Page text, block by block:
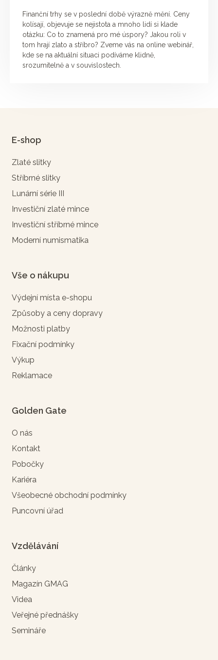
Finanční trhy se v poslední době výrazně mění. Ceny
kolísají, objevuje se nejistota a mnoho lidí si klade
otázku: Co to znamená pro mé úspory? Jakou roli v
tom hrají zlato a stříbro? Zveme vás na online webinář,
kde se na aktuální situaci podíváme klidně,
srozumitelně a v souvislostech.
E-shop
Zlaté slitky
Stříbrné slitky
Lunární série III
Investiční zlaté mince
Investiční stříbrné mince
Moderní numismatika
Vše o nákupu
Výdejní místa e-shopu
Způsoby a ceny dopravy
Možnosti platby
Fixační podmínky
Výkup
Reklamace
Golden Gate
O nás
Kontakt
Pobočky
Kariéra
Všeobecné obchodní podmínky
Puncovní úřad
Vzdělávání
Články
Magazín GMAG
Videa
Veřejné přednášky
Semináře